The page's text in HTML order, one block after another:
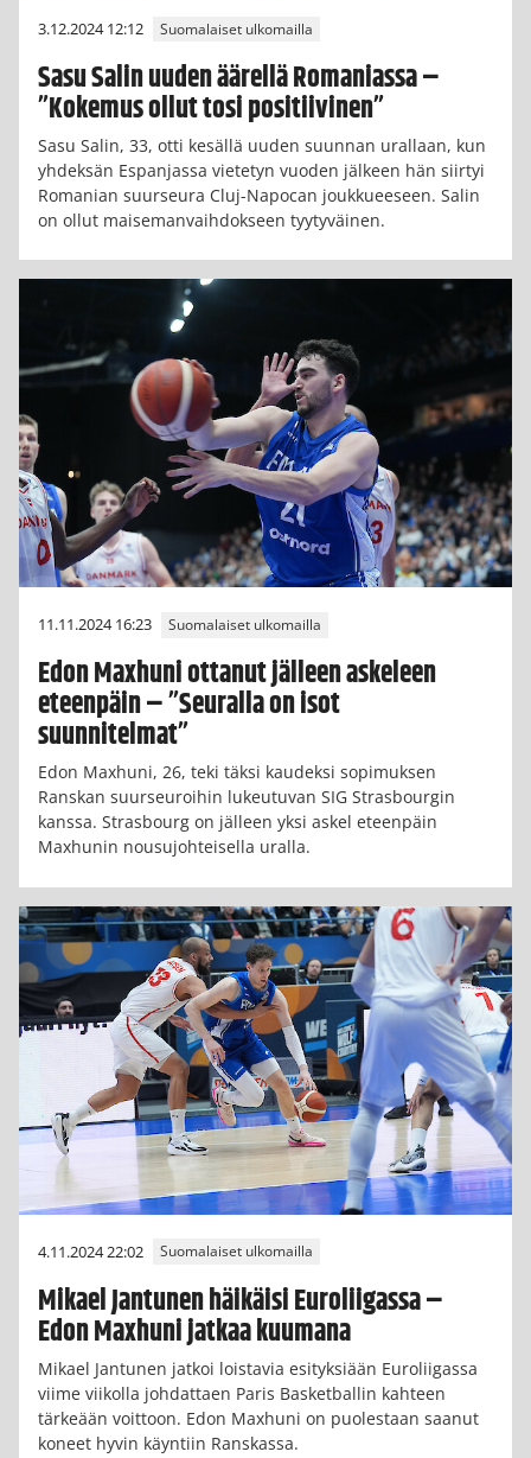
3.12.2024 12:12 Suomalaiset ulkomailla
Sasu Salin uuden äärellä Romaniassa –
”Kokemus ollut tosi positiivinen”
Sasu Salin, 33, otti kesällä uuden suunnan urallaan, kun
yhdeksän Espanjassa vietetyn vuoden jälkeen hän siirtyi
Romanian suurseura Cluj-Napocan joukkueeseen. Salin
on ollut maisemanvaihdokseen tyytyväinen.
11.11.2024 16:23 Suomalaiset ulkomailla
Edon Maxhuni ottanut jälleen askeleen
eteenpäin – ”Seuralla on isot
suunnitelmat”
Edon Maxhuni, 26, teki täksi kaudeksi sopimuksen
Ranskan suurseuroihin lukeutuvan SIG Strasbourgin
kanssa. Strasbourg on jälleen yksi askel eteenpäin
Maxhunin nousujohteisella uralla.
4.11.2024 22:02 Suomalaiset ulkomailla
Mikael Jantunen häikäisi Euroliigassa –
Edon Maxhuni jatkaa kuumana
Mikael Jantunen jatkoi loistavia esityksiään Euroliigassa
viime viikolla johdattaen Paris Basketballin kahteen
tärkeään voittoon. Edon Maxhuni on puolestaan saanut
koneet hyvin käyntiin Ranskassa.